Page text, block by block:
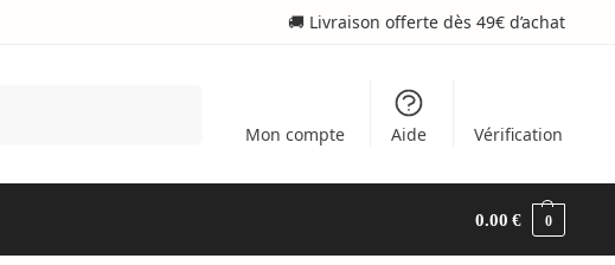
🚚 Livraison offerte dès 49€ d’achat
Mon compte Aide Vérification
0.00€ 0